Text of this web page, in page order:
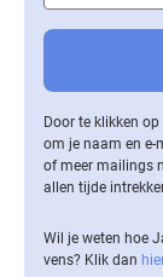
Door te klikken
om je naam en e-
of meer mailings
allen tijde
Wil je weten hoe
vens? Klik dan